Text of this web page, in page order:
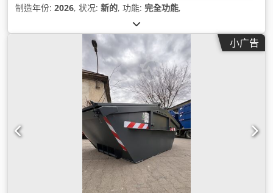
制造年份: 2026, 状况: 新的, 功能: 完全功能,
小广告